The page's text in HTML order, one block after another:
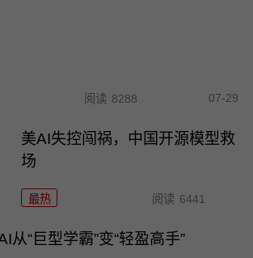
阅读 8288 07-29
美AI失控闯祸，中国开源模型救
场
最热 阅读 6441
从“巨型学霸”变“轻盈高手”